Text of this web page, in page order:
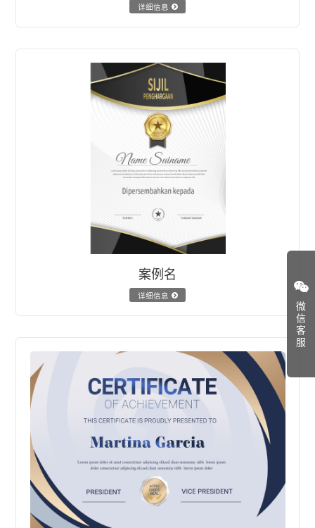
详细信息
案例名
详细信息
微
信
客
服